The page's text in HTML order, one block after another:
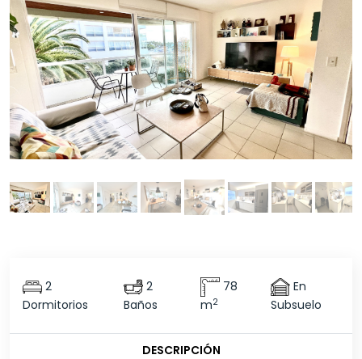
2
Dormitorios
2
Baños
78
m2
En
Subsuelo
DESCRIPCIÓN